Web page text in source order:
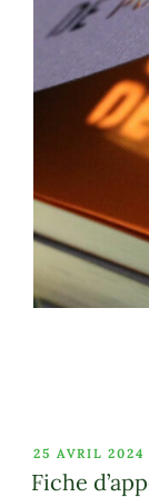
PUBLIÉ
LE
25 AVRIL 2024
Fiche